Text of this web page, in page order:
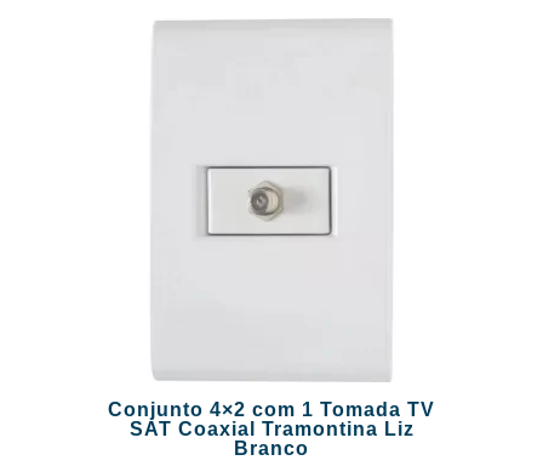
Conjunto 4×2 com 1 Tomada TV
SAT Coaxial Tramontina Liz
Branco